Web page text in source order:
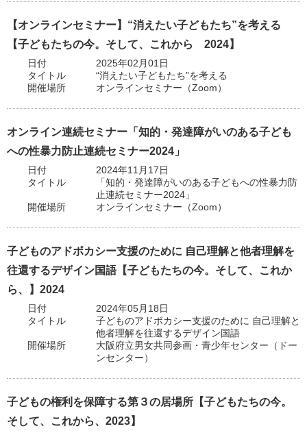
【オンラインセミナー】“消えたい子どもたち”を考える
【子どもたちの今。そして、これから 2024】
日付
2025年02月01日
タイトル
“消えたい子どもたち”を考える
開催場所
オンラインセミナー（Zoom）
オンライン連続セミナー「知的・発達障がいのある子ども
への性暴力防止連続セミナー2024」
日付
2024年11月17日
タイトル
「知的・発達障がいのある子どもへの性暴力防
止連続セミナー2024」
開催場所
オンラインセミナー（Zoom）
子どものアドボカシー支援のために 自己理解と他者理解を
往還するデザイン国語【子どもたちの今。そして、これか
ら、】2024
日付
2024年05月18日
タイトル
子どものアドボカシー支援のために 自己理解と
他者理解を往還するデザイン国語
開催場所
大阪府立男女共同参画・青少年センター（ドー
ンセンター）
子どもの権利を保障する第３の居場所【子どもたちの今。
そして、これから、2023】